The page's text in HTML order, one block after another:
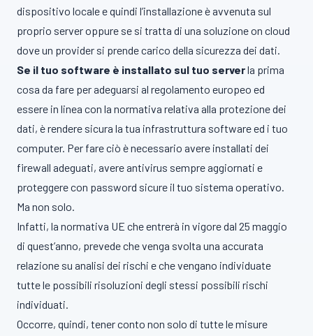
dispositivo locale e quindi l’installazione è avvenuta sul
proprio server oppure se si tratta di una soluzione on cloud
dove un provider si prende carico della sicurezza dei dati.
Se il tuo software è installato sul tuo serverla prima
cosa da fare per adeguarsi al regolamento europeo ed
essere in linea con la normativa relativa alla protezione dei
dati, è rendere sicura la tua infrastruttura software ed i tuo
computer. Per fare ciò è necessario avere installati dei
firewall adeguati, avere antivirus sempre aggiornati e
proteggere con password sicure il tuo sistema operativo.
Ma non solo.
Infatti, la normativa UE che entrerà in vigore dal 25 maggio
di quest’anno, prevede che venga svolta una accurata
relazione su analisi dei rischi e che vengano individuate
tutte le possibili risoluzioni degli stessi possibili rischi
individuati.
Occorre, quindi, tener conto non solo di tutte le misure